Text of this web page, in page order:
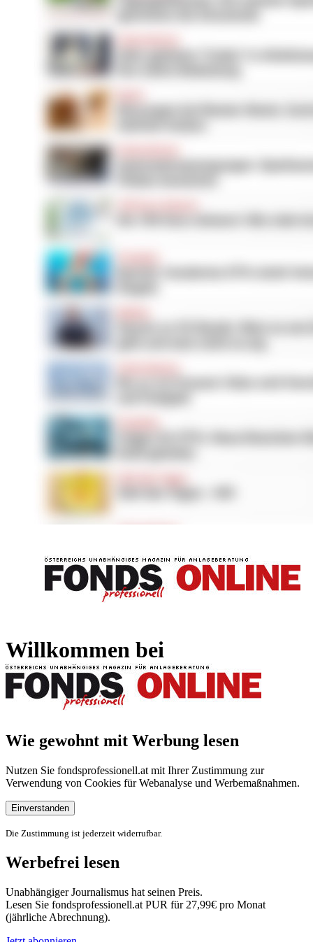
Willkommen bei
Wie gewohnt mit Werbung lesen
Nutzen Sie fondsprofessionell.at mit Ihrer Zustimmung zur
Verwendung von Cookies für Webanalyse und Werbemaßnahmen.
Einverstanden
Die Zustimmung ist jederzeit widerrufbar.
Werbefrei lesen
Unabhängiger Journalismus hat seinen Preis.
Lesen Sie fondsprofessionell.at PUR für 27,99€ pro Monat
(jährliche Abrechnung).